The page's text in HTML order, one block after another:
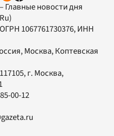
Главные новости дня
1067761730376, ИНН
Москва, Коптевская
117105, г. Москва,
00-12